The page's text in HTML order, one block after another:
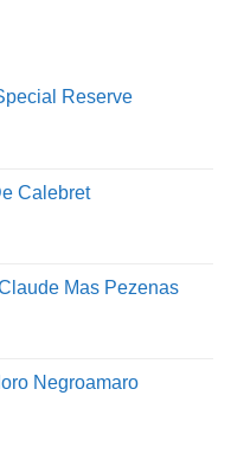
K...)
Mg, Fe, Zn, Cu,
phòng ngừa bệnh
cải thiện chức
viêm phế quản.
Reserve
Calebret
Mas Pezenas
Negroamaro